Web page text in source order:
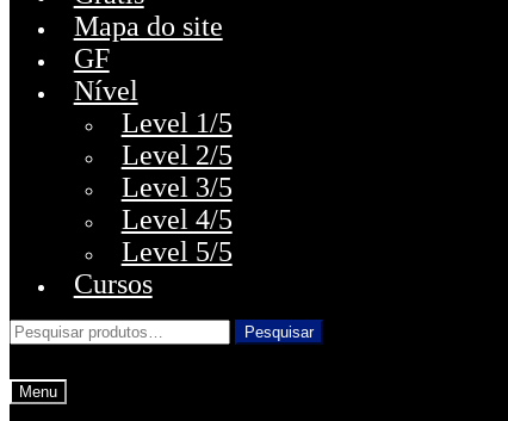
Mapa do site
GF
Nível
Level 1/5
Level 2/5
Level 3/5
Level 4/5
Level 5/5
Cursos
Pesquisar
por:
Pesquisar
Menu